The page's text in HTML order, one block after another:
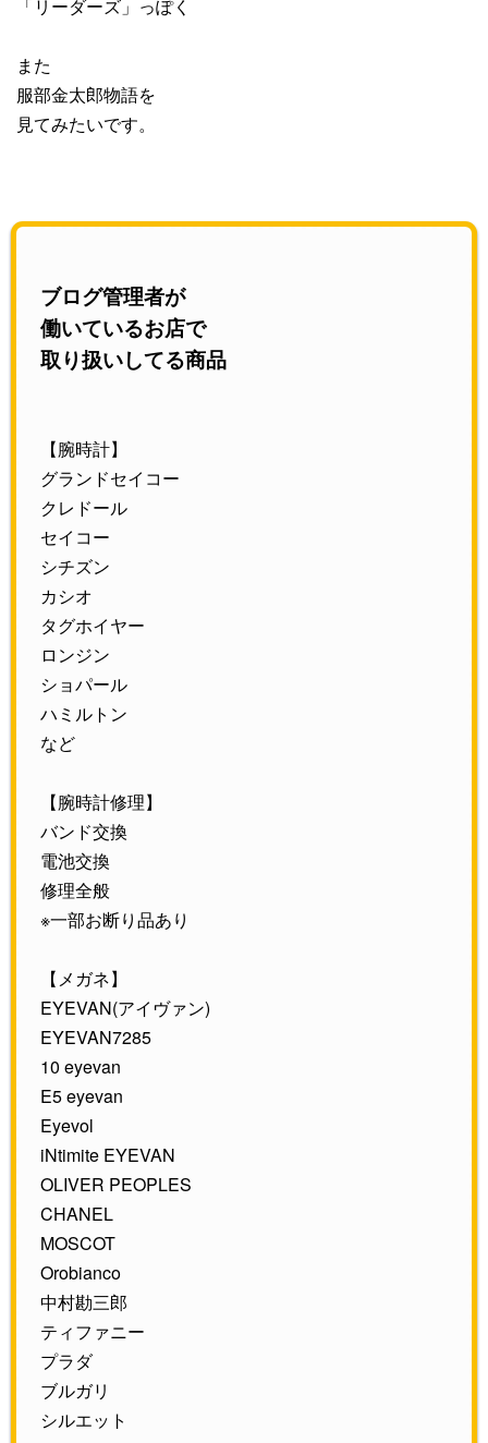
「リーダーズ」っぽく
また
服部金太郎物語を
見てみたいです。
ブログ管理者が
働いているお店で
取り扱いしてる商品
【腕時計】
グランドセイコー
クレドール
セイコー
シチズン
カシオ
タグホイヤー
ロンジン
ショパール
ハミルトン
など
【腕時計修理】
バンド交換
電池交換
修理全般
※一部お断り品あり
【メガネ】
EYEVAN(アイヴァン)
EYEVAN7285
10 eyevan
E5 eyevan
Eyevol
iNtimite EYEVAN
OLIVER PEOPLES
CHANEL
MOSCOT
Orobianco
中村勘三郎
ティファニー
プラダ
ブルガリ
シルエット